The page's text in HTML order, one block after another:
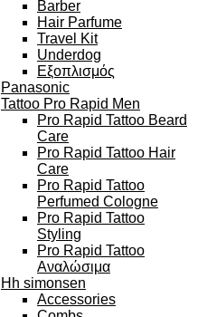
Barber
Hair Parfume
Travel Kit
Underdog
Εξοπλισμός
Panasonic
Tattoo Pro Rapid Men
Pro Rapid Tattoo Beard
Care
Pro Rapid Tattoo Hair
Care
Pro Rapid Tattoo
Perfumed Cologne
Pro Rapid Tattoo
Styling
Pro Rapid Tattoo
Αναλώσιμα
Hh simonsen
Accessories